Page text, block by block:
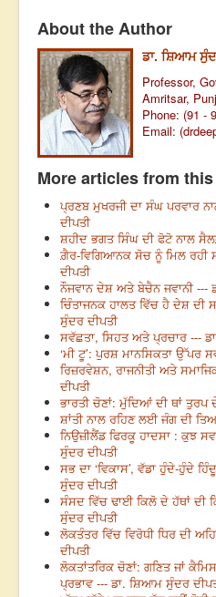
About the Author
ਡਾ. ਸ਼ਿਆਮ
Professor,
Amritsar,
Phone: (91 -
Email: (
More articles from
ਪ੍ਰਣਬ ਮੁਖਰਜੀ ਦਾ ਸੰਘ ਪਰਵਾਰ
ਦੀਪਤੀ
ਸ਼ਹੀਦ ਭਗਤ ਸਿੰਘ ਦੀ ਫੋਟੋ ਨਾਲ
ਗ਼ੈਰ-ਵਿਗਿਆਨਕ ਸੋਚ ਨੂੰ ਮਿਲ ਰਹੀ
ਦੀਪਤੀ
ਨੌਜਵਾਨ ਦੇਸ਼ ਅਤੇ ਬੇਚੈਨ ਜਵਾਨੀ ---
ਚਿੰਤਾਜਨਕ ਹਾਲਤ ਵਿੱਚ ਹੈ ਦੇਸ਼ ਦੀ
ਸੁੰਦਰ ਦੀਪਤੀ
ਸਵੱਛਤਾ, ਸਿਹਤ ਅਤੇ ਪ੍ਰਚਾਰ ---
‘ਮੀ ਟੂ’: ਪੁਰਸ਼ ਮਾਨਸਿਕਤਾ ਉੱਪਰ
ਰਿਜ਼ਰਵੇਸ਼ਨ, ਰਾਜਨੀਤੀ ਅਤੇ
ਦੀਪਤੀ
ਭਾਰਤੀ ਚੋਣਾਂ: ਮੁੱਦਿਆਂ ਦੀ ਥਾਂ
ਸ਼ਾਂਤੀ ਨਾਲ ਰਹਿਣ ਲਈ ਜੰਗ ਦੀ
ਨਿਉਜ਼ੀਲੈਂਡ ਫਿਰਕੂ ਹਾਦਸਾ : ਕੁਝ
ਸੁੰਦਰ ਦੀਪਤੀ
ਸਭ ਦਾ ‘ਵਿਕਾਸ’, ਵੱਡਾ ਹੁੰਦੇ-ਹੁੰਦੇ
ਸੁੰਦਰ ਦੀਪਤੀ
ਸੰਸਦ ਵਿੱਚ ਢਾਈ ਕਿਲੋ ਦੇ ਹੱਥਾਂ ਦੀ
ਸੁੰਦਰ ਦੀਪਤੀ
ਲੋਕਤੰਤਰ ਵਿੱਚ ਵਿਰੋਧੀ ਧਿਰ ਦੀ
ਦੀਪਤੀ
ਲੋਕਤਾਂਤਰਿਕ ਚੋਣਾਂ: ਗਣਿਤ ਜਾਂ
ਪ੍ਰਭਾਵ --- ਡਾ. ਸ਼ਿਆਮ ਸੁੰਦਰ